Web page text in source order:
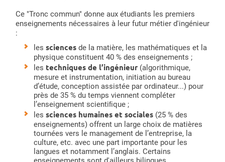
Ce "Tronc commun" donne aux étudiants les premiers
enseignements nécessaires à leur futur métier d'ingénieur
:
les sciences de la matière, les mathématiques et la
physique constituent 40 % des enseignements ;
les techniques de l’ingénieur (algorithmique,
mesure et instrumentation, initiation au bureau
d’étude, conception assistée par ordinateur...) pour
près de 35 % du temps viennent compléter
l’enseignement scientiﬁque ;
les sciences humaines et sociales (25 % des
enseignements) offrent un large choix de matières
tournées vers le management de l’entreprise, la
culture, etc. avec une part importante pour les
langues et notamment l’anglais. Certains